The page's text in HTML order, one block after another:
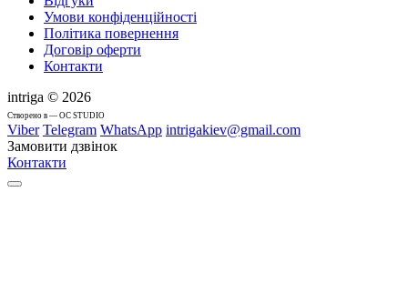
Умови конфіденційності
Політика повернення
Договір оферти
Контакти
intriga © 2026
Cтворено в — OC STUDIO
Viber Telegram WhatsApp intrigakiev@gmail.com
Замовити дзвінок
Контакти